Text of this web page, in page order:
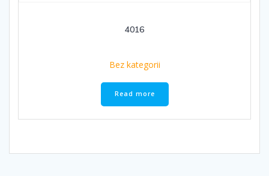
4016
Bez kategorii
Read more